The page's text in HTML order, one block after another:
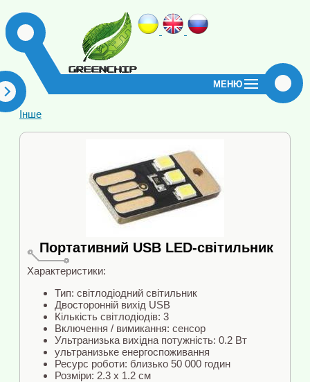
МЕНЮ
Інше
Портативний USB LED-світильник
Характеристики:
Тип: світлодіодний світильник
Двосторонній вихід USB
Кількість світлодіодів: 3
Включення / вимикання: сенсор
Ультранизька вихідна потужність: 0.2 Вт
ультранизьке енергоспоживання
Ресурс роботи: близько 50 000 годин
Розміри: 2.3 х 1.2 см